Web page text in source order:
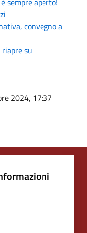
convegno a
riapre su
2024, 17:37